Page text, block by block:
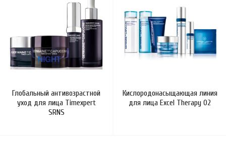
Глобальный антивозрастной
уход для лица Timexpert
SRNS
Кислородонасыщающая линия
для лица Excel Therapy O2